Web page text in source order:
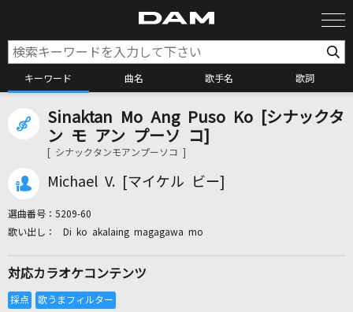
キーワード 曲名 歌手名 歌詞
カラオケ検索
カラオケ店舗検索
カラオケリクエスト
Sinaktan Mo Ang Puso Ko [シナックタ
ン モ アン プーソ コ]
[ シナックタンモアンプーソコ ]
Michael V. [マイケル ビー]
選曲番号： 5209-60
Di ko akalaing magagawa mo
対応カラオケコンテンツ